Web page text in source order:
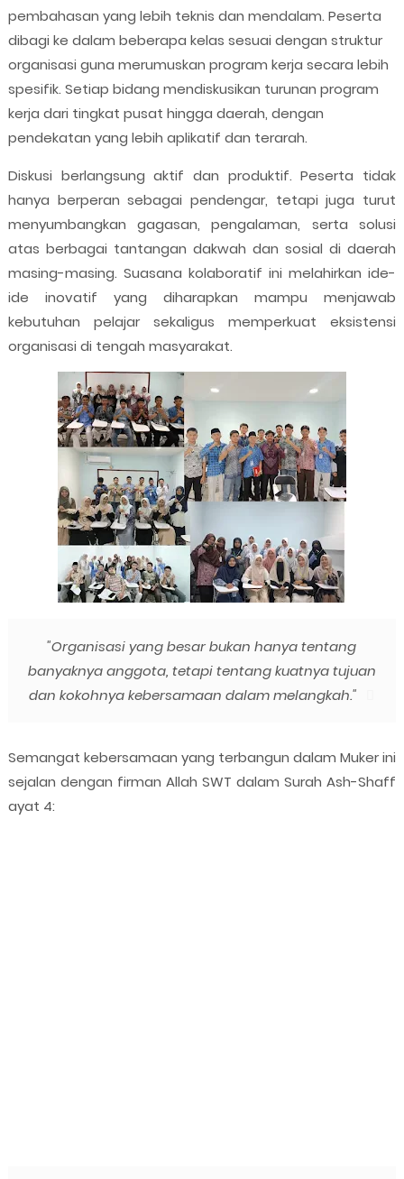
pembahasan yang lebih teknis dan mendalam. Peserta
dibagi ke dalam beberapa kelas sesuai dengan struktur
organisasi guna merumuskan program kerja secara lebih
spesifik. Setiap bidang mendiskusikan turunan program
kerja dari tingkat pusat hingga daerah, dengan
pendekatan yang lebih aplikatif dan terarah.
Diskusi berlangsung aktif dan produktif. Peserta tidak
hanya berperan sebagai pendengar, tetapi juga turut
menyumbangkan gagasan, pengalaman, serta solusi
atas berbagai tantangan dakwah dan sosial di daerah
masing-masing. Suasana kolaboratif ini melahirkan ide-
ide inovatif yang diharapkan mampu menjawab
kebutuhan pelajar sekaligus memperkuat eksistensi
organisasi di tengah masyarakat.
"Organisasi yang besar bukan hanya tentang
banyaknya anggota, tetapi tentang kuatnya tujuan
dan kokohnya kebersamaan dalam melangkah."
Semangat kebersamaan yang terbangun dalam Muker ini
sejalan dengan firman Allah SWT dalam Surah Ash-Shaff
ayat 4: